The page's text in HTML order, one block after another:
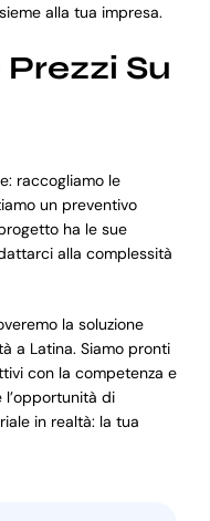
alla tua impresa.
Su
raccogliamo le
un preventivo
ha le sue
alla complessità
la soluzione
a Latina. Siamo pronti
con la competenza e
l’opportunità di
in realtà: la tua